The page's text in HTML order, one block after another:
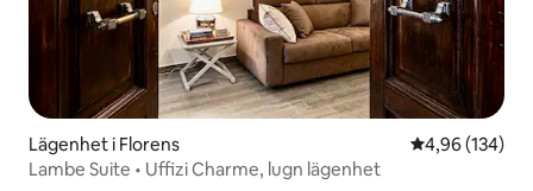
Lägenhet i Florens 4,96 av 5 i
4,96 (134)
Lambe Suite • Uffizi Charme, lugn lägenhet